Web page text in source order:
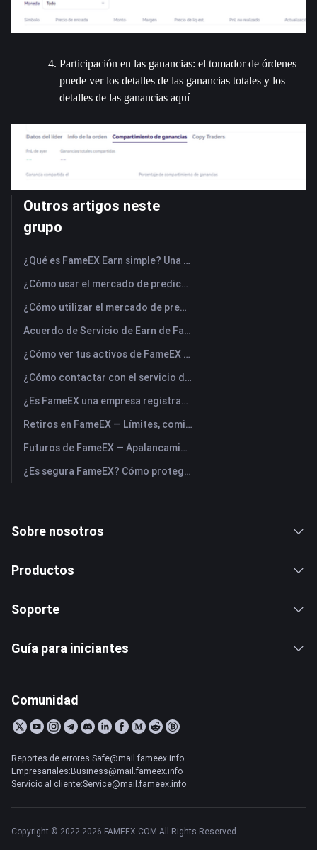
Participación en las ganancias: el tomador de órdenes
puede ver los detalles de las ganancias totales y los
detalles de las ganancias aquí
Outros artigos neste
grupo
¿Qué es FameEX Earn simple? Una guía de productos flexibles y fijos
¿Cómo usar el mercado de predicciones FameEX? (Aplicación)
¿Cómo utilizar el mercado de predicciones FameEX? (Web)
Acuerdo de Servicio de Earn de FameEX
¿Cómo ver tus activos de FameEX y transferir fondos? (Aplicación)
¿Cómo contactar con el servicio de atención al cliente online de FameEX?
¿Es FameEX una empresa registrada? Entidad operadora y registro
Retiros en FameEX — Límites, comisiones y tiempos
Futuros de FameEX — Apalancamiento máximo, comisiones y perpetuos USDⓈ-M
¿Es segura FameEX? Cómo protege FameEX los fondos de los usuarios
Sobre nosotros
Productos
Soporte
Guía para iniciantes
Comunidad
Reportes de errores:Safe@mail.fameex.info
Empresariales:Business@mail.fameex.info
Servicio al cliente:Service@mail.fameex.info
Copyright © 2022-2026 FAMEEX.COM All Rights Reserved